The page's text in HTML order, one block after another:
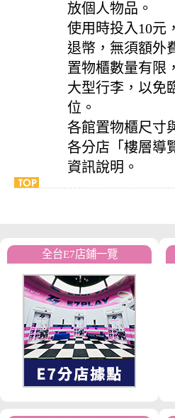
放個人物品。
使用時投入10元
退幣，無須額外
置物櫃數量有限
大型行李，以免
位。
各館置物櫃尺寸
各分店「樓層導
資訊說明。
全台E7店鋪一覽